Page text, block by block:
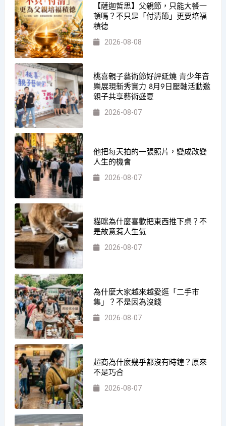
【薩迦哲思】父親節，只能大餐一
頓嗎？不只是「付清節」更要培福
積德
2026-08-08
桃喜親子藝術節好評延燒 青少年音
樂展現新秀實力 8月9日壓軸活動邀
親子共享藝術盛夏
2026-08-07
他把每天拍的一張照片，變成改變
人生的機會
2026-08-07
貓咪為什麼喜歡把東西推下桌？不
是故意惹人生氣
2026-08-07
為什麼大家越來越愛逛「二手市
集」？不是因為沒錢
2026-08-07
超商為什麼幾乎都沒有時鐘？原來
不是巧合
2026-08-07